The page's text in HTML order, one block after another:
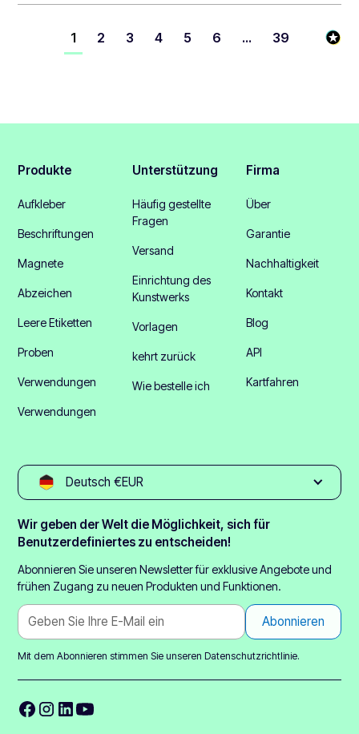
1 2 3 4 5 6 ... 39
Produkte
Aufkleber
Beschriftungen
Magnete
Abzeichen
Leere Etiketten
Proben
Verwendungen
Verwendungen
Unterstützung
Häufig gestellte
Fragen
Versand
Einrichtung des
Kunstwerks
Vorlagen
kehrt zurück
Wie bestelle ich
Firma
Über
Garantie
Nachhaltigkeit
Kontakt
Blog
API
Kartfahren
Deutsch €EUR
Wir geben der Welt die Möglichkeit, sich für
Benutzerdefiniertes zu entscheiden!
Abonnieren Sie unseren Newsletter für exklusive Angebote und
frühen Zugang zu neuen Produkten und Funktionen.
Mit dem Abonnieren stimmen Sie unserenDatenschutzrichtlinie.